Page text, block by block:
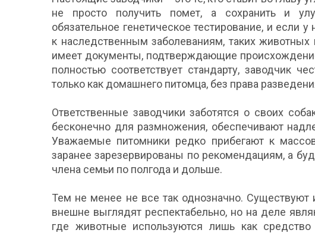
не просто получить помет, а сохранить и
обязательное генетическое тестирование, и если
к наследственным заболеваниям, таких
имеет документы, подтверждающие
полностью соответствует стандарту, заводчик
только как домашнего питомца, без права
Ответственные заводчики заботятся о своих
бесконечно для размножения, обеспечивают
Уважаемые питомники редко прибегают к
заранее зарезервированы по рекомендациям, а
члена семьи по полгода и дольше.
Тем не менее не все так однозначно. Существуют
внешне выглядят респектабельно, но на деле
где животные используются лишь как